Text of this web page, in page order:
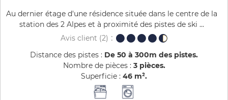
Au dernier étage d'une résidence située dans le centre de la
station des 2 Alpes et à proximité des pistes de ski ...
Avis client (2)
Distance des pistes : De 50 à 300m des pistes
Nombre de pièces : 3 pièces
Superficie : 46 m²